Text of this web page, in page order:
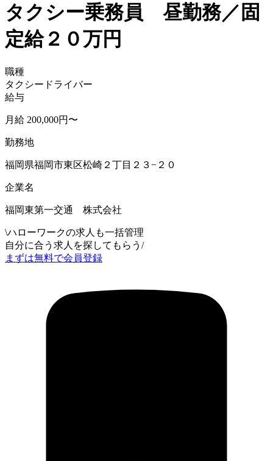
タクシー乗務員 昼勤務／固
定給２０万円
職種
タクシードライバー
給与
月給 200,000円〜
勤務地
福岡県福岡市東区松崎２丁目２３−２０
企業名
福岡東第一交通 株式会社
\ハローワークの求人も一括管理
自分に合う求人を探してもらう /
まずは無料で会員登録